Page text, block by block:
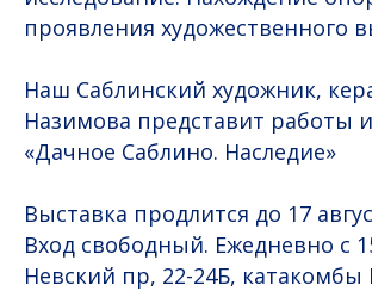
проявления художественного
Наш Саблинский художник,
Назимова представит работы
«Дачное Саблино. Наследие»
Выставка продлится до 17
Вход свободный. Ежедневно с
Невский пр, 22-24Б, катакомбы